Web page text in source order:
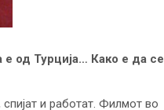
е од Турција… Како е да се
и работат. Филмот во